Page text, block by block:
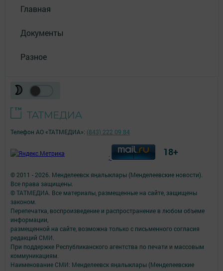
Главная
Документы
Разное
© 2011 - 2026. Менделеевск яӊалыклары (Менделеевские новости).
Все права защищены.
© ТАТМЕДИА. Все материалы, размещенные на сайте, защищены
законом.
Перепечатка, воспроизведение и распространение в любом объеме
информации,
размещенной на сайте, возможна только с письменного согласия
редакций СМИ.
При поддержке Республиканского агентства по печати и массовым
коммуникациям.
Наименование СМИ: Менделеевск яӊалыклары (Менделеевские
Телефон АО «ТАТМЕДИА»: (843) 222 09 84
; 18+